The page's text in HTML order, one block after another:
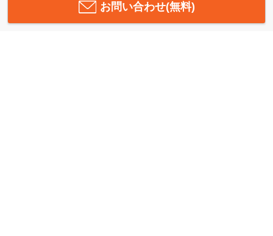
お問い合わせ(無料)